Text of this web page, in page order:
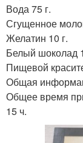
Вода 75 г.
Сгущенное
Желатин 10 г.
Белый шоколад
Пищевой
Общая
Общее время
15 ч.